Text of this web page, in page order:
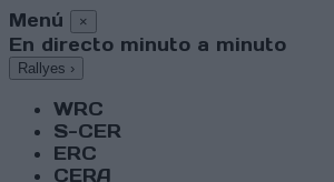
Menú ×
En directo minuto a minuto
Rallyes ›
WRC
S-CER
ERC
CERA